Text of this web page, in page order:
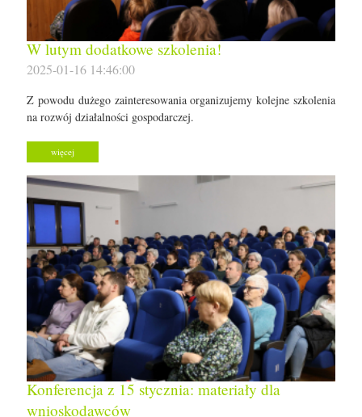
W lutym dodatkowe szkolenia!
2025-01-16 14:46:00
Z powodu dużego zainteresowania organizujemy kolejne szkolenia
na rozwój działalności gospodarczej.
więcej
Konferencja z 15 stycznia: materiały dla
wnioskodawców